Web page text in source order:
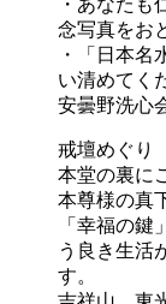
念写真をお
・「日本名
い清めてく
安曇野洗心
戒壇めぐり
本堂の裏に
本尊様の真
「幸福の
う良き生活
す。